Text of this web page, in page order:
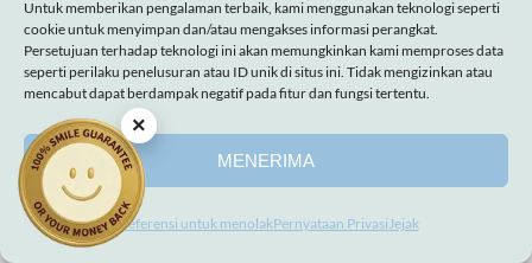
Untuk memberikan pengalaman terbaik, kami menggunakan teknologi seperti
cookie untuk menyimpan dan/atau mengakses informasi perangkat.
Persetujuan terhadap teknologi ini akan memungkinkan kami memproses data
seperti perilaku penelusuran atau ID unik di situs ini. Tidak mengizinkan atau
mencabut dapat berdampak negatif pada fitur dan fungsi tertentu.
MENERIMA
Preferensi untuk menolakPernyataan PrivasiJejak
cocok di sini, karena narasi berkembang sesuai
dengan kosakata dan kematangan mereka yang
semakin bertambah.
Perbandingan Format: Sampul Keras vs.
Buku Tanpa Batas
Buku cerita sampul keras tetap menjadi standar
×